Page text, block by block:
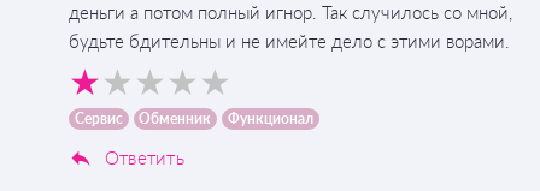
деньги а потом полный игнор. Так случилось со мной,
будьте бдительны и не имейте дело с этими ворами.
Сервис Обменник Функционал
Ответить